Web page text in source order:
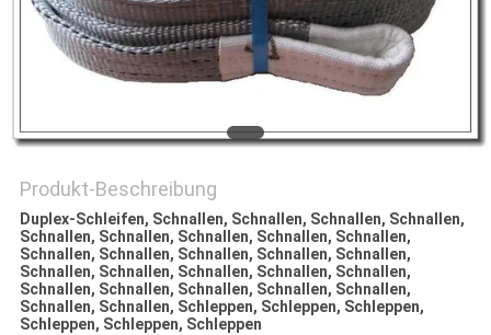
PRIVACY
POLICY
Produkt-Beschreibung
Duplex-Schleifen, Schnallen, Schnallen, Schnallen, Schnallen,
Schnallen, Schnallen, Schnallen, Schnallen, Schnallen,
Schnallen, Schnallen, Schnallen, Schnallen, Schnallen,
Schnallen, Schnallen, Schnallen, Schnallen, Schnallen,
Schnallen, Schnallen, Schnallen, Schnallen, Schnallen,
Schnallen, Schnallen, Schleppen, Schleppen, Schleppen,
Schleppen, Schleppen, Schleppen